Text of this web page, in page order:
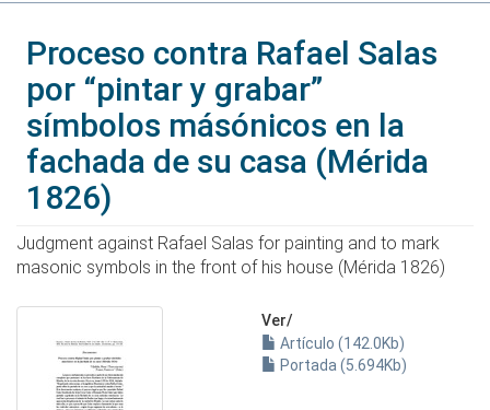
Proceso contra Rafael Salas
por “pintar y grabar”
símbolos másónicos en la
fachada de su casa (Mérida
1826)
Judgment against Rafael Salas for painting and to mark
masonic symbols in the front of his house (Mérida 1826)
Ver/
Artículo (142.0Kb)
Portada (5.694Kb)